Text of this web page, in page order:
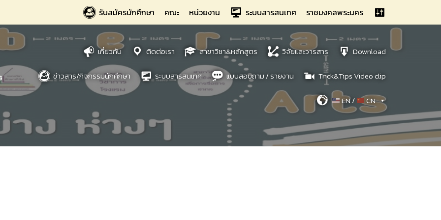
รับสมัครนักศึกษา คณะ หน่วยงาน ระบบสารสนเทศ ราชมงคลพระนคร
เกี่ยวกับ ติดต่อเรา สาขาวิชา&หลักสูตร วิจัยและวารสาร Download
ข่าวสาร/กิจกรรมนักศึกษา ระบบสารสนเทศ แบบสอบถาม / รายงาน Trick&Tips Video clip
EN / CN